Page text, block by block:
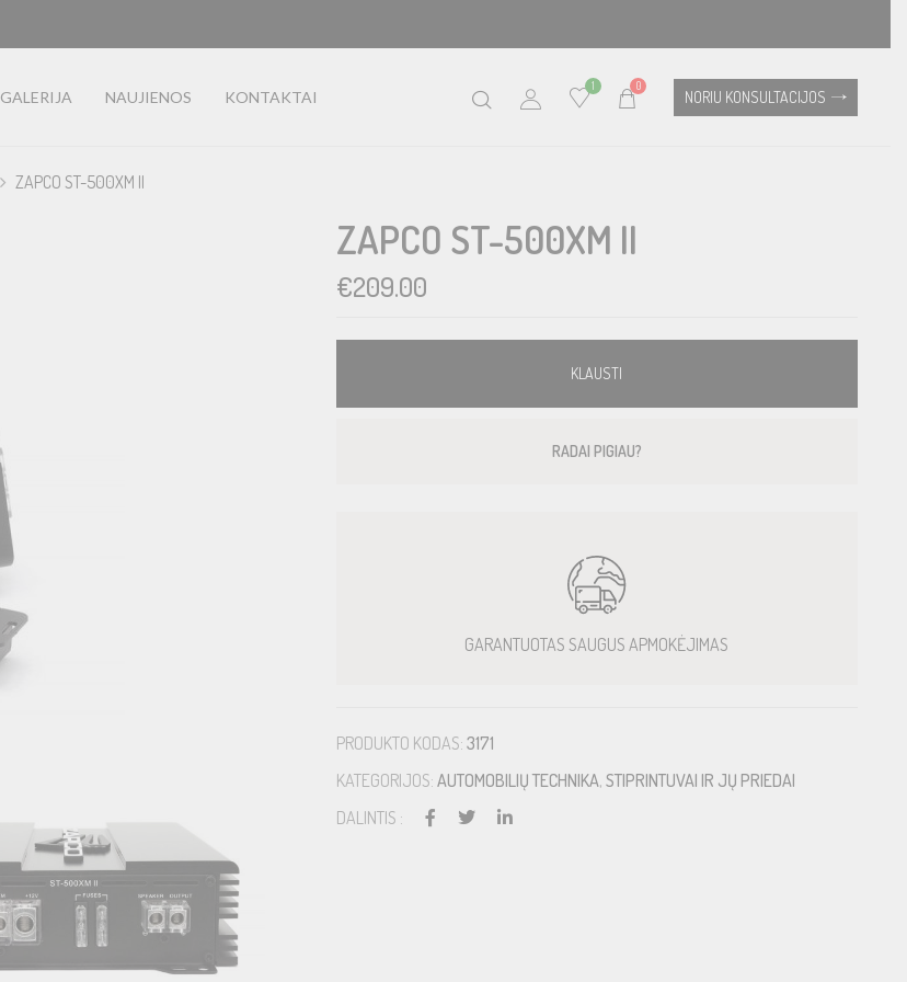
GALERIJA NAUJIENOS KONTAKTAI
1 0
NORIU KONSULTACIJOS
ZAPCO ST-500XM II
ZAPCO ST-500XM II
€209.00
KLAUSTI
RADAI PIGIAU?
GARANTUOTAS SAUGUS APMOKĖJIMAS
PRODUKTO KODAS: 3171
KATEGORIJOS: AUTOMOBILIŲ TECHNIKA, STIPRINTUVAI IR JŲ PRIEDAI
DALINTIS :